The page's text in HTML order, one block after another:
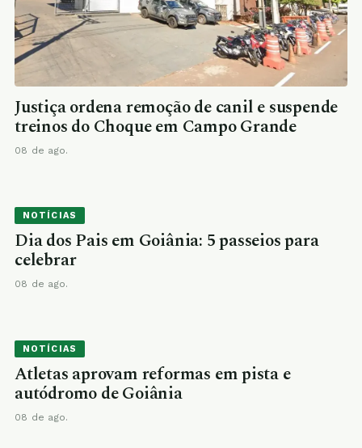
Justiça ordena remoção de canil e suspende
treinos do Choque em Campo Grande
08 de ago.
NOTÍCIAS
Dia dos Pais em Goiânia: 5 passeios para
celebrar
08 de ago.
NOTÍCIAS
Atletas aprovam reformas em pista e
autódromo de Goiânia
08 de ago.